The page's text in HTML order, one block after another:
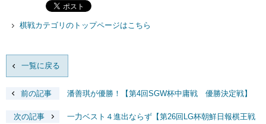
棋戦カテゴリのトップページはこちら
一覧に戻る
前の記事 潘善琪が優勝！【第4回SGW杯中庸戦 優勝決定戦】
次の記事
一力ベスト４進出ならず【第26回LG杯朝鮮日報棋王戦